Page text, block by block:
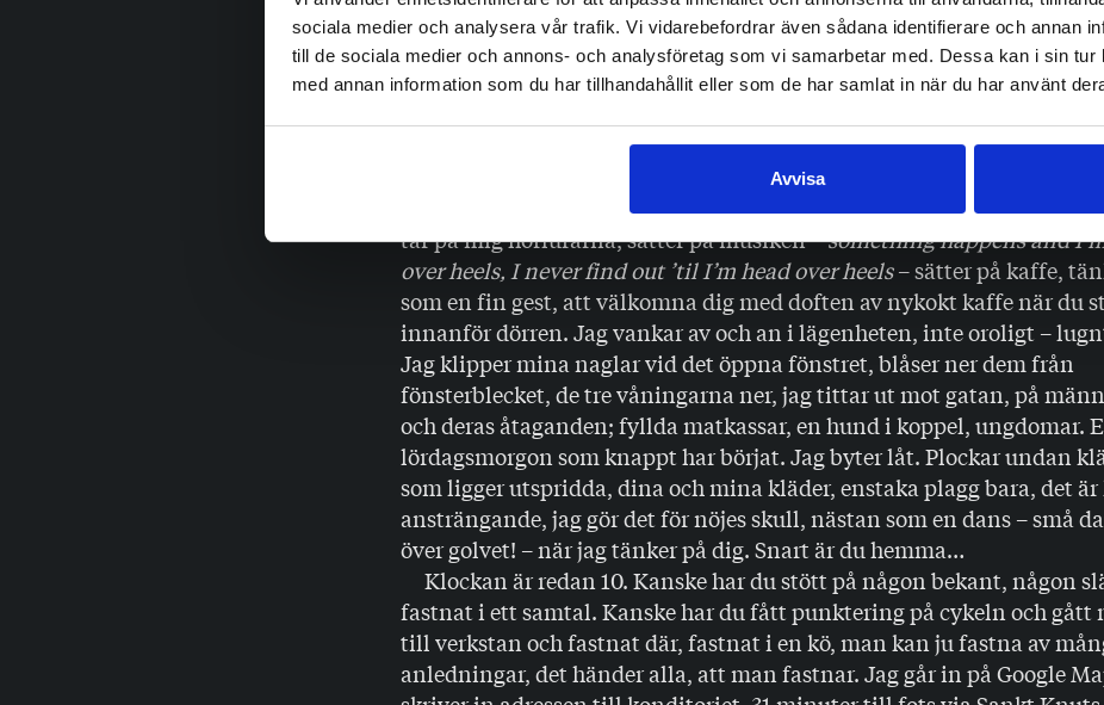
sociala medier och analysera vår trafik. Vi vidarebefordrar även sådana identifierare och annan
till de sociala medier och annons- och analysföretag som vi samarbetar med. Dessa kan i sin tur
med annan information som du har tillhandahållit eller som de har samlat in när du har använt
Avvisa
knappt börjat, du skulle vara tillbaka när jag vaknade och vi skulle
tillsammans.
Resten av dagen, så som den faktiskt utspelade sig, kommer jag
fönstret. Jag känner kylan mot armarna. Jag har försökt ringa dig, jag
skrivit till dig på Messenger och du har inte sett det, men det är likt
notifikationer, du har fortfarande inte kommit tillbaka och jag tar det
tar på mig hörlurarna, sätter på musiken –something happens and
over heels, I never find out ’til I’m head over heels– sätter på kaffe,
som en fin gest, att välkomna dig med doften av nykokt kaffe när du
innanför dörren. Jag vankar av och an i lägenheten, inte oroligt –
Jag klipper mina naglar vid det öppna fönstret, blåser ner dem från
fönsterblecket, de tre våningarna ner, jag tittar ut mot gatan, på
och deras åtaganden; fyllda matkassar, en hund i koppel, ungdomar.
lördagsmorgon som knappt har börjat. Jag byter låt. Plockar undan
som ligger utspridda, dina och mina kläder, enstaka plagg bara, det
ansträngande, jag gör det för nöjes skull, nästan som en dans – små
över golvet! – när jag tänker på dig. Snart är du hemma…
Klockan är redan 10. Kanske har du stött på någon bekant, någon
fastnat i ett samtal. Kanske har du fått punktering på cykeln och gått
till verkstan och fastnat där, fastnat i en kö, man kan ju fastna av
anledningar, det händer alla, att man fastnar. Jag går in på Google